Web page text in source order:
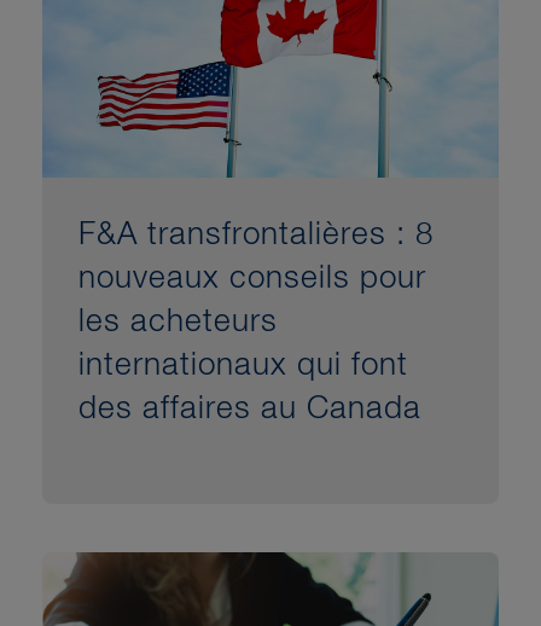
F&A transfrontalières : 8
nouveaux conseils pour
les acheteurs
internationaux qui font
des affaires au Canada